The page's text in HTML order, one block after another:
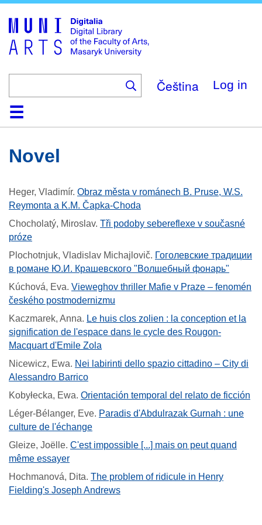
main
content
Čeština Log in
HomeCollections
Browse
Search
About
HelpContactDigitalia
Novel
Heger, Vladimír. Obraz města v románech B. Pruse, W.S.
Reymonta a K.M. Čapka-Choda
Chocholatý, Miroslav. Tři podoby sebereflexe v současné
próze
Plochotnjuk, Vladislav Michajlovič. Гоголевские традиции
в романе Ю.И. Крашевского "Волшебный фонарь"
Kúchová, Eva. Vieweghov thriller Mafie v Praze – fenomén
českého postmodernizmu
Kaczmarek, Anna. Le huis clos zolien : la conception et la
signification de l'espace dans le cycle des Rougon-
Macquart d'Emile Zola
Nicewicz, Ewa. Nei labirinti dello spazio cittadino – City di
Alessandro Barrico
Kobyłecka, Ewa. Orientación temporal del relato de ficción
Léger-Bélanger, Eve. Paradis d'Abdulrazak Gurnah : une
culture de l'échange
Gleize, Joëlle. C'est impossible [...] mais on peut quand
même essayer
Hochmanová, Dita. The problem of ridicule in Henry
Fielding's Joseph Andrews